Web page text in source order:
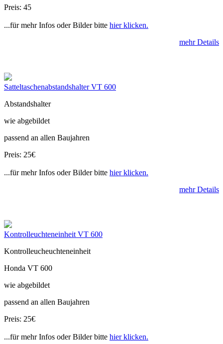
Preis: 45
...für mehr Infos oder Bilder bitte hier klicken.
mehr Details
Satteltaschenabstandshalter VT 600
Abstandshalter
wie abgebildet
passend an allen Baujahren
Preis: 25€
...für mehr Infos oder Bilder bitte hier klicken.
mehr Details
Kontrolleuchteneinheit VT 600
Kontrolleucheuchteneinheit
Honda VT 600
wie abgebildet
passend an allen Baujahren
Preis: 25€
...für mehr Infos oder Bilder bitte hier klicken.